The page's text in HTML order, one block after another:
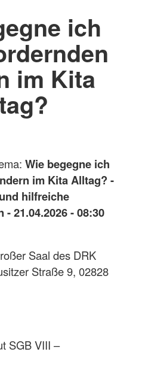
ich
im Kita
Wie begegne ich
im Kita Alltag? -
hilfreiche
21.04.2026 - 08:30
Saal des DRK
Straße 9, 02828
SGB VIII –